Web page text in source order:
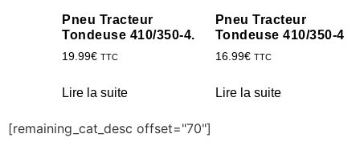
Pneu Tracteur
Tondeuse 410/350-4.
19.99€ TTC
Lire la suite
Pneu Tracteur
Tondeuse 410/350-4
16.99€ TTC
Lire la suite
[remaining_cat_desc offset="70"]